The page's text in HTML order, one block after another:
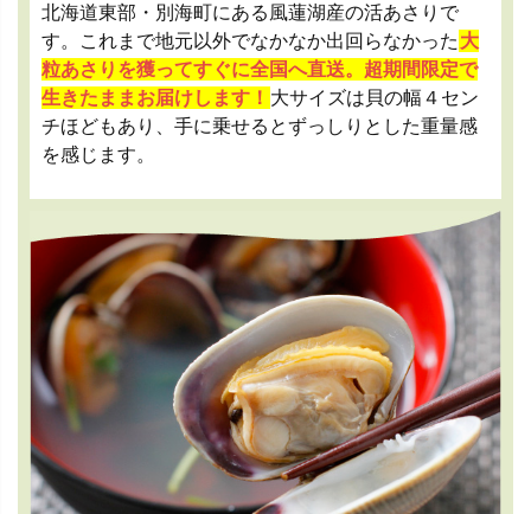
北海道東部・別海町にある風蓮湖産の活あさりで
す。これまで地元以外でなかなか出回らなかった 大
粒あさりを獲ってすぐに全国へ直送。超期間限定で
生きたままお届けします！ 大サイズは貝の幅４セン
チほどもあり、手に乗せるとずっしりとした重量感
を感じます。